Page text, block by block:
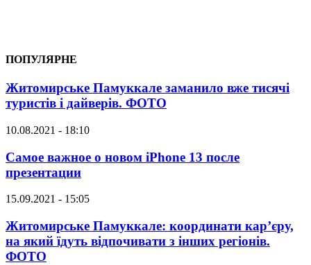
ПОПУЛЯРНЕ
Житомирське Памуккале заманило вже тисячі
туристів і дайверів. ФОТО
10.08.2021 - 18:10
Самое важное о новом iPhone 13 после
презентации
15.09.2021 - 15:05
Житомирське Памуккале: координати кар’єру,
на який їдуть відпочивати з інших регіонів.
ФОТО